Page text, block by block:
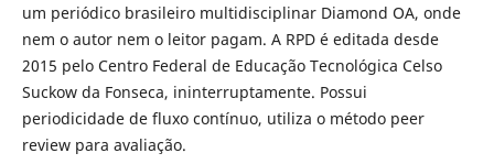
um periódico brasileiro multidisciplinar Diamond OA, onde
nem o autor nem o leitor pagam. A RPD é editada desde
2015 pelo Centro Federal de Educação Tecnológica Celso
Suckow da Fonseca, ininterruptamente. Possui
periodicidade de fluxo contínuo, utiliza o método peer
review para avaliação.